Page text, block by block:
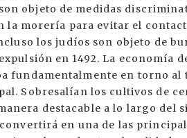
objeto de medidas
la morería para evitar el
los judíos son objeto de
en 1492. La economía
fundamentalmente en torno al
Sobresalían los cultivos de
destacable a lo largo del
en una de las